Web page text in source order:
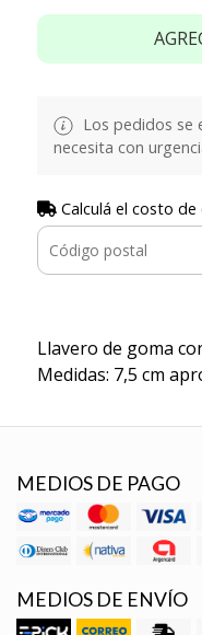
Los pedidos se
necesita con
Calculá el costo de
Llavero de goma
Medidas: 7,5 cm
MEDIOS DE PAGO
MEDIOS DE ENVÍO